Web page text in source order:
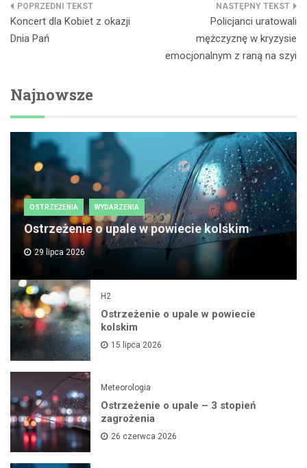
Nawigacja
wpisu
Koncert dla Kobiet z okazji
Dnia Pań
Policjanci uratowali
mężczyznę w kryzysie
emocjonalnym z raną na szyi
Najnowsze
OSTRZEŻENIA WYDARZENIA
Ostrzeżenie o upale w powiecie kolskim
29 lipca 2026
H2
Ostrzeżenie o upale w powiecie
kolskim
15 lipca 2026
Meteorologia
Ostrzeżenie o upale – 3 stopień
zagrożenia
26 czerwca 2026